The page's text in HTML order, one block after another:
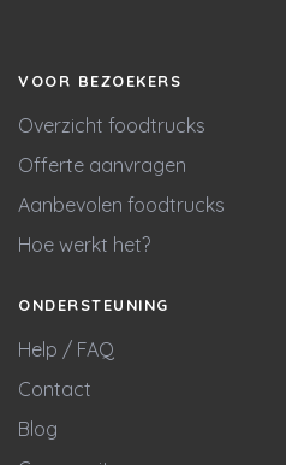
VOOR BEZOEKERS
Overzicht foodtrucks
Offerte aanvragen
Aanbevolen foodtrucks
Hoe werkt het?
ONDERSTEUNING
Help / FAQ
Contact
Blog